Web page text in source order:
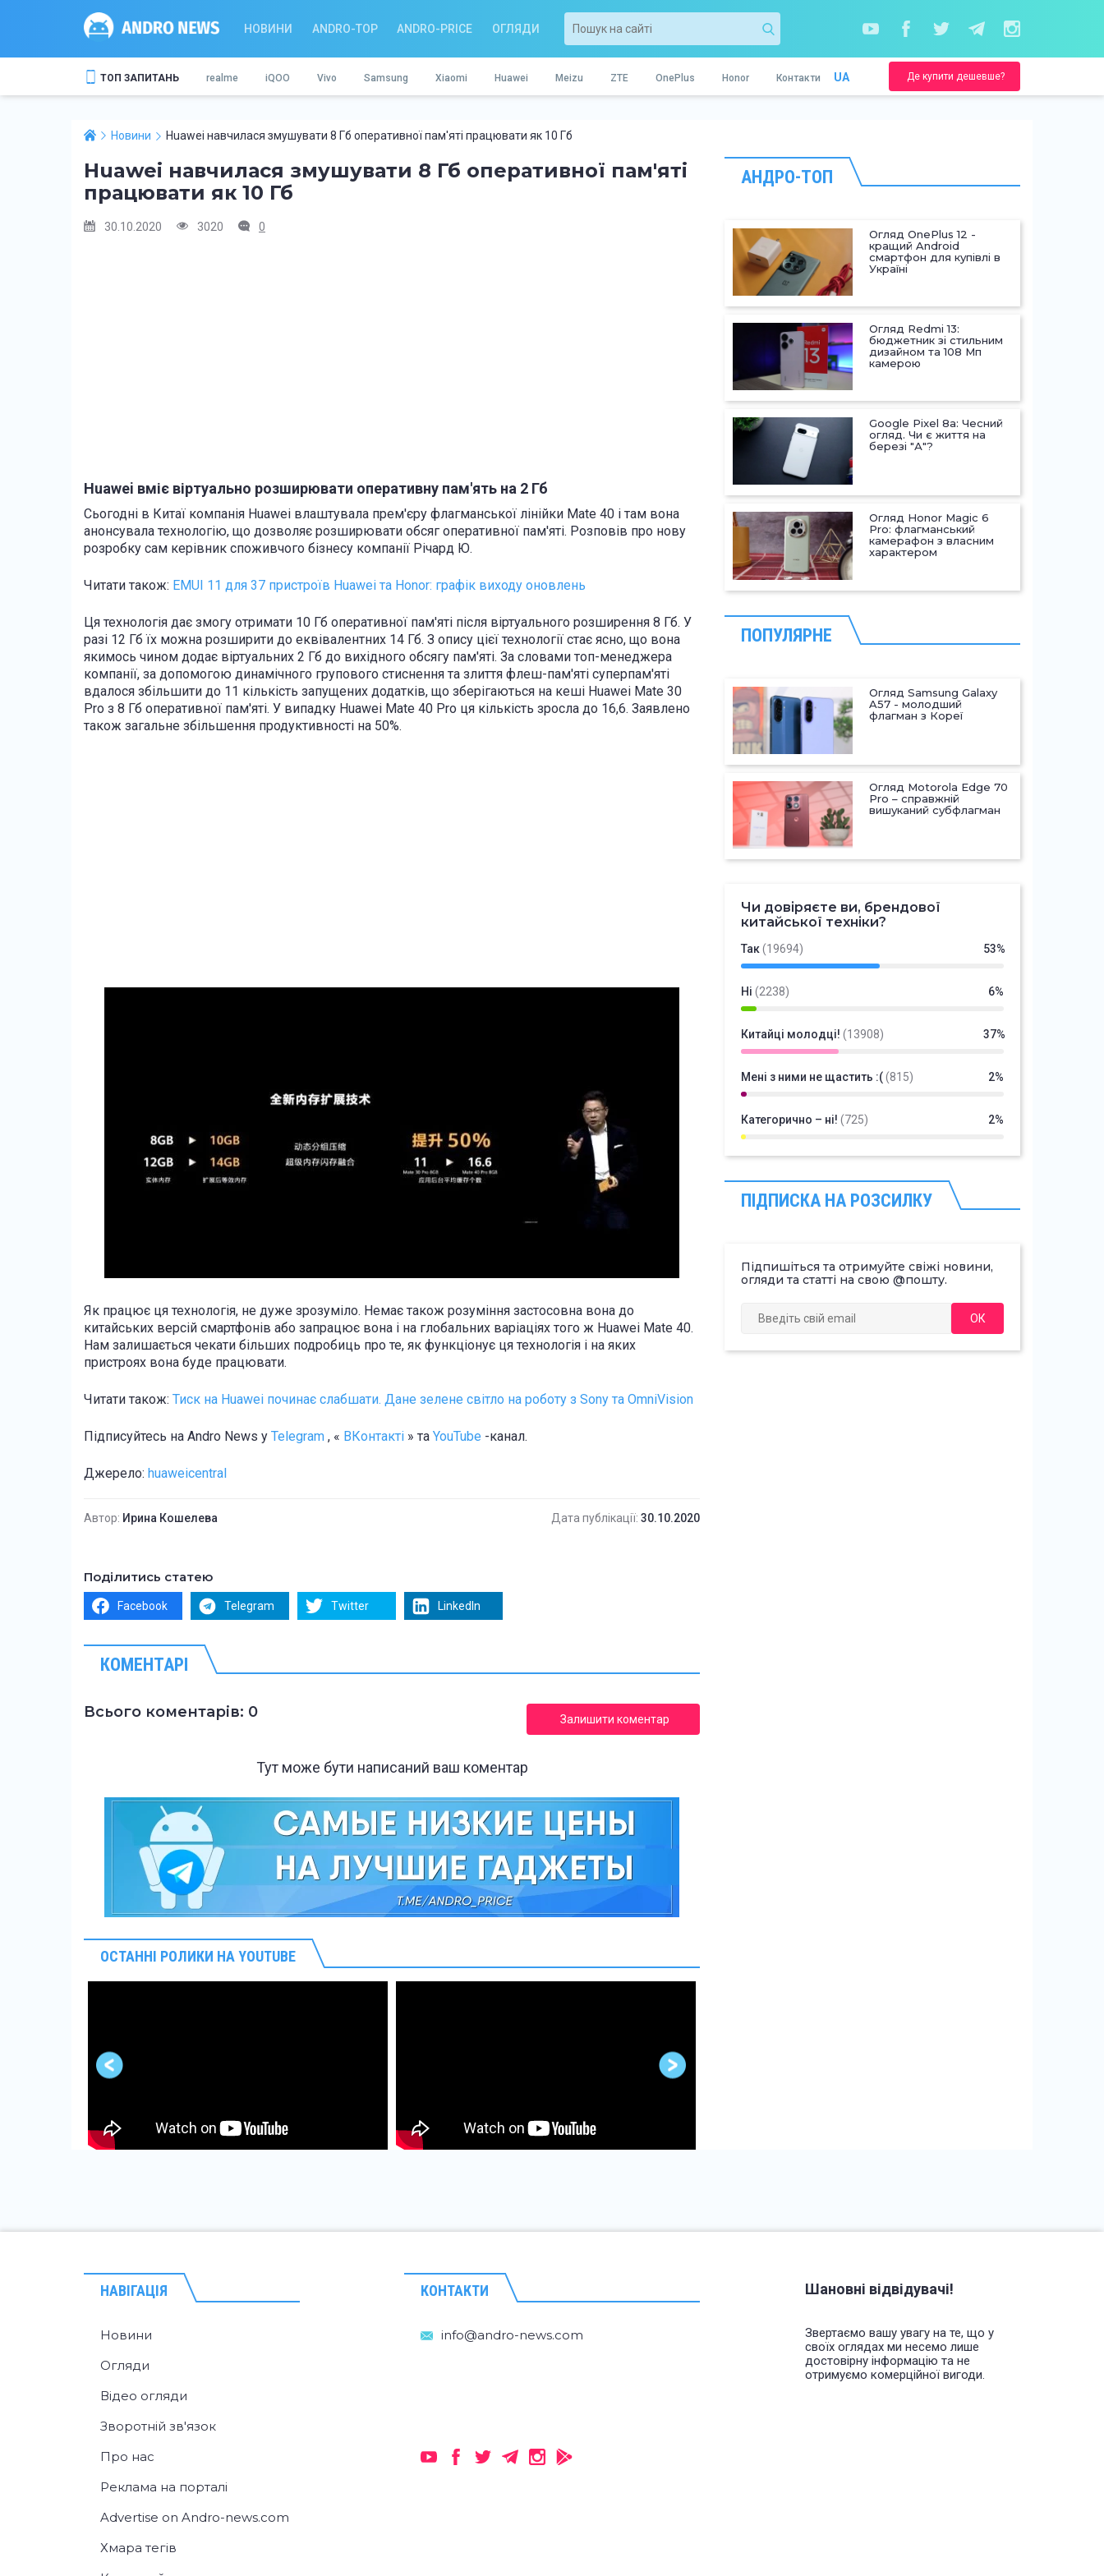
НОВИНИ ANDRO-TOP ANDRO-PRICE ОГЛЯДИ
ТОП ЗАПИТАНЬ realme iQOO Vivo Samsung Xiaomi Huawei Meizu ZTE OnePlus Honor Контакти UA Де купити дешевше?
Новини Huawei навчилася змушувати 8 Гб оперативної пам'яті працювати як 10 Гб
Huawei навчилася змушувати 8 Гб оперативної пам'яті
працювати як 10 Гб
30.10.2020 3020 0
Huawei вміє віртуально розширювати оперативну пам'ять на 2 Гб
Сьогодні в Китаї компанія Huawei влаштувала прем'єру флагманської лінійки Mate 40 і там вона
анонсувала технологію, що дозволяє розширювати обсяг оперативної пам'яті. Розповів про нову
розробку сам керівник споживчого бізнесу компанії Річард Ю.
Читати також: EMUI 11 для 37 пристроїв Huawei та Honor: графік виходу оновлень
Ця технологія дає змогу отримати 10 Гб оперативної пам'яті після віртуального розширення 8 Гб. У
разі 12 Гб їх можна розширити до еквівалентних 14 Гб. З опису цієї технології стає ясно, що вона
якимось чином додає віртуальних 2 Гб до вихідного обсягу пам'яті. За словами топ-менеджера
компанії, за допомогою динамічного групового стиснення та злиття флеш-пам'яті суперпам'яті
вдалося збільшити до 11 кількість запущених додатків, що зберігаються на кеші Huawei Mate 30
Pro з 8 Гб оперативної пам'яті. У випадку Huawei Mate 40 Pro ця кількість зросла до 16,6. Заявлено
також загальне збільшення продуктивності на 50%.
Як працює ця технологія, не дуже зрозуміло. Немає також розуміння застосовна вона до
китайських версій смартфонів або запрацює вона і на глобальних варіаціях того ж Huawei Mate 40.
Нам залишається чекати більших подробиць про те, як функціонує ця технологія і на яких
пристроях вона буде працювати.
Читати також: Тиск на Huawei починає слабшати. Дане зелене світло на роботу з Sony та OmniVision
Підписуйтесь на Andro News у Telegram , « ВКонтакті » та YouTube -канал.
Джерело: huaweicentral
Автор: Ирина Кошелева Дата публікації: 30.10.2020
Поділитись статею
Facebook Telegram Twitter LinkedIn
КОМЕНТАРІ
Всього коментарів: 0 Залишити коментар
Тут може бути написаний ваш коментар
ОСТАННІ РОЛИКИ НА YOUTUBE
АНДРО-ТОП
Огляд OnePlus 12 -
кращий Android
смартфон для купівлі в
Україні
Огляд Redmi 13:
бюджетник зі стильним
дизайном та 108 Мп
камерою
Google Pixel 8a: Чесний
огляд. Чи є життя на
березі "А"?
Огляд Honor Magic 6
Pro: флагманський
камерафон з власним
характером
ПОПУЛЯРНЕ
Огляд Samsung Galaxy
A57 - молодший
флагман з Кореї
Огляд Motorola Edge 70
Pro – справжній
вишуканий субфлагман
Чи довіряєте ви, брендової
китайської техніки?
Так(19694) 53%
Ні (2238) 6%
Китайці молодці! (13908) 37%
Мені з ними не щастить :((815) 2%
Категорично – ні! (725) 2%
ПІДПИСКА НА РОЗСИЛКУ
Підпишіться та отримуйте свіжі новини,
огляди та статті на свою @пошту.
ОК
НАВІГАЦІЯ
Новини
Огляди
Відео огляди
Зворотній зв'язок
Про нас
Реклама на порталі
Advertise on Andro-news.com
Хмара тегів
КОНТАКТИ Шановні відвідувачі!
Звертаємо вашу увагу на те, що у
своїх оглядах ми несемо лише
достовірну інформацію та не
отримуємо комерційної вигоди.